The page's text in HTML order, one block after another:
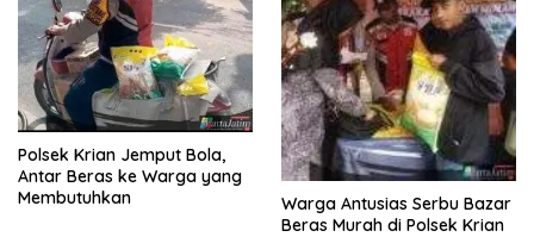
Polsek Krian Jemput Bola,
Antar Beras ke Warga yang
Membutuhkan
Warga Antusias Serbu Bazar
Beras Murah di Polsek Krian